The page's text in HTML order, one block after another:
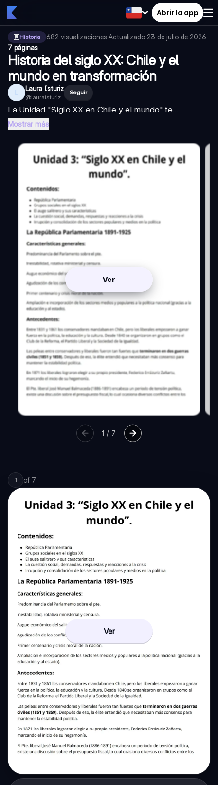
Abrir la app
Historia 682 visualizaciones·Actualizado 23 de julio de 2026·
7 páginas
Historia del siglo XX: Chile y el
mundo en transformación
L Laura Isturiz
@lauraisturiz
Seguir
La Unidad "Siglo XX en Chile y el mundo" te...
Mostrar más
Ver
1 / 7
1 of 7
Ver